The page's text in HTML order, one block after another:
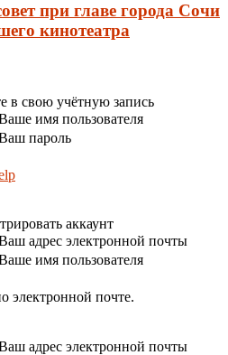
при главе города Сочи
кинотеатра
в свою учётную запись
имя пользователя
пароль
аккаунт
адрес электронной почты
имя пользователя
электронной почте.
адрес электронной почты